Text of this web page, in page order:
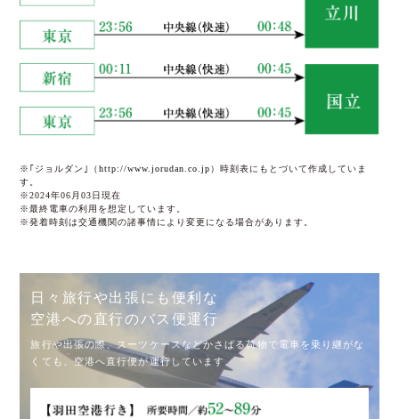
※｢ジョルダン｣（http://www.jorudan.co.jp）時刻表にもとづいて作成していま
す。
※2024年06⽉03⽇現在
※最終電⾞の利⽤を想定しています。
※発着時刻は交通機関の諸事情により変更になる場合があります。
日々旅行や出張にも便利な
空港への直行のバス便運行
旅行や出張の際、スーツケースなどかさばる荷物で電車を乗り継がな
くても、空港へ直行便が運行しています。